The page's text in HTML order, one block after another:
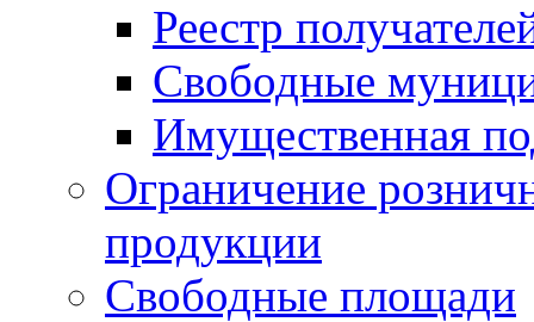
Реестр
Свободные
Имущественная
Ограничение
продукции
Свободные площади